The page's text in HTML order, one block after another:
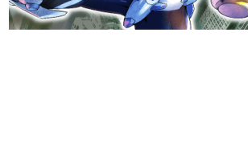
なんでゲームは面白い？
ゲーム開発者・hamatsu氏がゲーム